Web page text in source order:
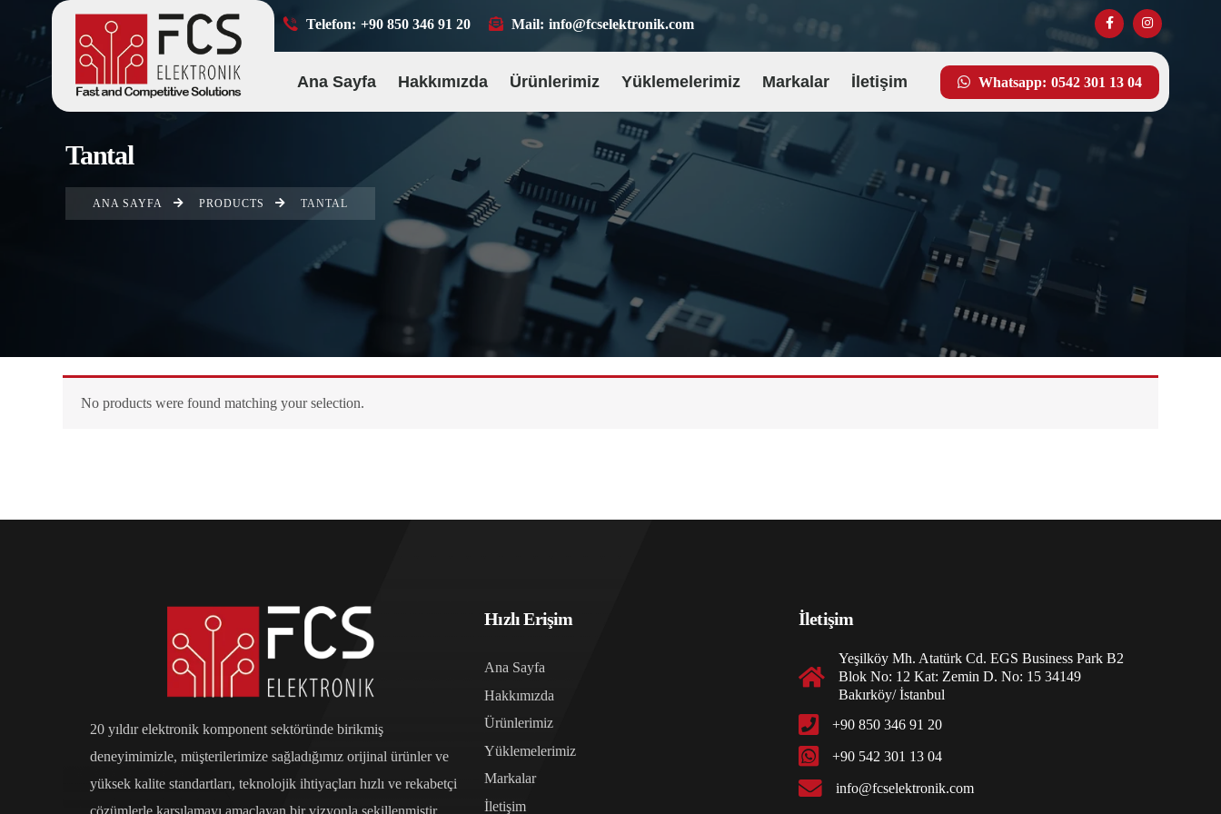
Telefon: +90 850 346 91 20 Mail: info@fcselektronik.com
Ana Sayfa Hakkımızda Ürünlerimiz Yüklemelerimiz Markalar İletişim Whatsapp: 0542 301 13 04
Tantal
ANA SAYFA PRODUCTS TANTAL
No products were found matching your selection.
20 yıldır elektronik komponent sektöründe birikmiş
deneyimimizle, müşterilerimize sağladığımız orijinal ürünler ve
yüksek kalite standartları, teknolojik ihtiyaçları hızlı ve rekabetçi
çözümlerle karşılamayı amaçlayan bir vizyonla şekillenmiştir.
Hızlı Erişim
Ana Sayfa
Hakkımızda
Ürünlerimiz
Yüklemelerimiz
Markalar
İletişim
İletişim
Yeşilköy Mh. Atatürk Cd. EGS Business Park B2
Blok No: 12 Kat: Zemin D. No: 15 34149
Bakırköy/ İstanbul
+90 850 346 91 20
+90 542 301 13 04
info@fcselektronik.com